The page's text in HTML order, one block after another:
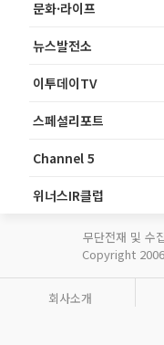
문화·라이프
뉴스발전소
이투데이TV
스페셜리포트
Channel 5
위너스IR클럽
무단전재 및 수
Copyright
회사소개